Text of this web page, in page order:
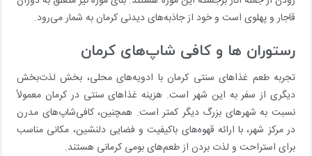
قاجار و پهلوی است و خود از جاذبه‌های دیدنی کرمان به شمار می‌رود.
رستوران ها و کافی شاپ‌های کرمان
تجربه طعم غذاهای سنتی کرمان با ادویه‌های محلی، بخش لذت‌بخش
دیگری از سفر به این شهر است. هزینه غذاهای سنتی در کرمان معمولاً
نسبت به شهرهای بزرگ دیگر کمتر است. همچنین، کافی‌شاپ‌های مدرن
در مرکز شهر، با ارائه قهوه‌های باکیفیت و فضایی دلنشین، مکانی مناسب
برای استراحت و لذت بردن از طعم‌های بومی کرمانی هستند.